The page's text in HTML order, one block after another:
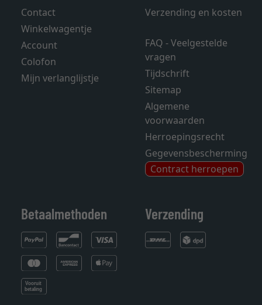
Contact
Winkelwagentje
Account
Colofon
Mijn verlanglijstje
Verzending en kosten
FAQ - Veelgestelde
vragen
Tijdschrift
Sitemap
Algemene
voorwaarden
Herroepingsrecht
Gegevensbescherming
Contract herroepen
Betaalmethoden Verzending